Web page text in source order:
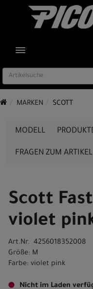
TOGGLE NAVIGATION
MARKEN SCOTT
MODELL
FRAGEN ZUM ARTIKEL
Scott
violet
Art.Nr. 4256018352008
Größe: M
Farbe: violet pink
Nicht im Laden